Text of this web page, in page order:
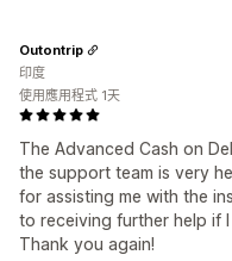
The Advanced Cash on
the support team is very
for assisting me with the
to receiving further help if
Thank you again!
Outontrip
印度
使用應用程式 1天